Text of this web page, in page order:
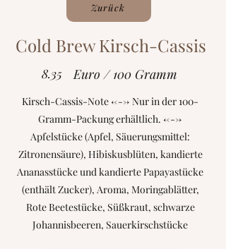
Zurück
Cold Brew Kirsch-Cassis
8.35 Euro / 100 Gramm
Kirsch-Cassis-Note <---> Nur in der 100-
Gramm-Packung erhältlich. <--->
Apfelstücke (Apfel, Säuerungsmittel:
Zitronensäure), Hibiskusblüten, kandierte
Ananasstücke und kandierte Papayastücke
(enthält Zucker), Aroma, Moringablätter,
Rote Beetestücke, Süßkraut, schwarze
Johannisbeeren, Sauerkirschstücke